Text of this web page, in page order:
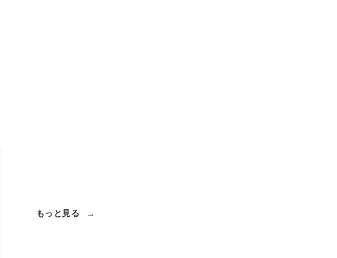
もっと見る